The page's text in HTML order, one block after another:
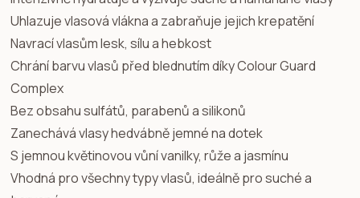
Uhlazuje vlasová vlákna a zabraňuje jejich krepatění
Navrací vlasům lesk, sílu a hebkost
Chrání barvu vlasů před blednutím díky Colour Guard
Complex
Bez obsahu sulfátů, parabenů a silikonů
Zanechává vlasy hedvábně jemné na dotek
S jemnou květinovou vůní vanilky, růže a jasmínu
Vhodná pro všechny typy vlasů, ideálně pro suché a